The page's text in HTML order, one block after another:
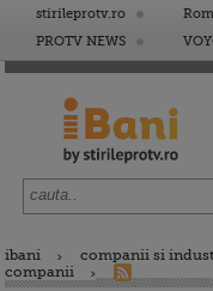
stirileprotv.ro
PROTV NEWS
ibani
companii si
companii